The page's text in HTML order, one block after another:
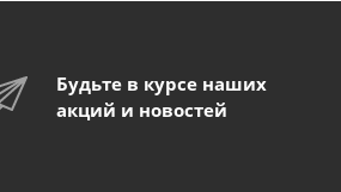
Будьте в курсе наших
акций и новостей